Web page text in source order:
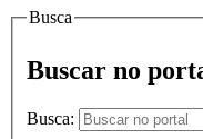
Busca
Buscar no
Busca: